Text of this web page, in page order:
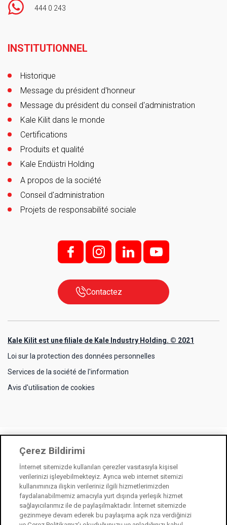
444 0 243
INSTITUTIONNEL
Historique
Message du président d'honneur
Message du président du conseil d'administration
Kale Kilit dans le monde
Certifications
Produits et qualité
Kale Endüstri Holding
A propos de la société
Conseil d'administration
Projets de responsabilité sociale
f; i; l y
Contactez
Kale Kilit est une filiale de Kale Industry Holding. © 2021
Loi sur la protection des données personnelles
Services de la société de l'information
Avis d'utilisation de cookies
Çerez Bildirimi
İnternet sitemizde kullanılan çerezler vasıtasıyla kişisel
verilerinizi işleyebilmekteyiz. Ayrıca web internet sitemizi
kullanımınıza ilişkin verileriniz ilgili hizmetlerimizden
faydalanabilmemiz amacıyla yurt dışında yerleşik hizmet
sağlayıcılarımız ile de paylaşılmaktadır. İnternet sitemizde
gezinmeye devam ederek bu paylaşıma açık rıza verdiğinizi